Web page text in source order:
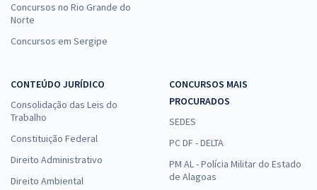
Concursos no Rio Grande do
Norte
Concursos em Sergipe
CONTEÚDO JURÍDICO
Consolidação das Leis do
Trabalho
Constituição Federal
Direito Administrativo
Direito Ambiental
CONCURSOS MAIS
PROCURADOS
SEDES
PC DF - DELTA
PM AL - Polícia Militar do Estado
de Alagoas